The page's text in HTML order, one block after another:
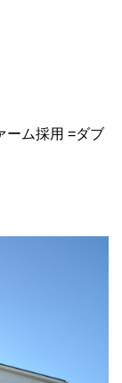
ーム採用 =ダブ